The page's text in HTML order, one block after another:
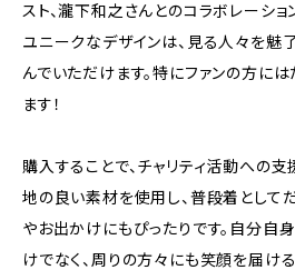
スト、瀧下和之さんとのコラボレーショ
ユニークなデザインは、見る人々を魅
んでいただけます。特にファンの方に
ます！
購入することで、チャリティ活動への
地の良い素材を使用し、普段着として
やお出かけにもぴったりです。自分自
けでなく、周りの方々にも笑顔を届け